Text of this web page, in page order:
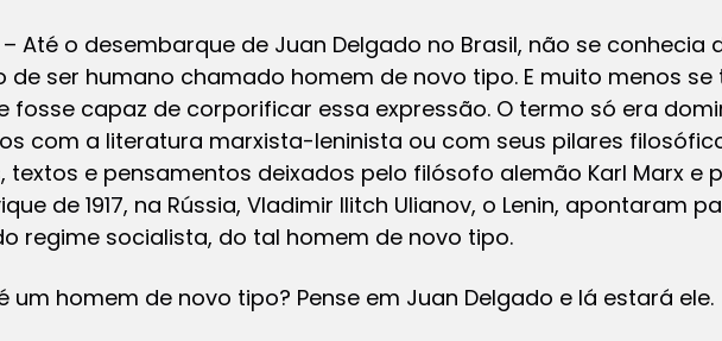
– Até o desembarque de Juan Delgado no Brasil, não se conhecia
de ser humano chamado homem de novo tipo. E muito menos se
fosse capaz de corporificar essa expressão. O termo só era
com a literatura marxista-leninista ou com seus pilares
textos e pensamentos deixados pelo filósofo alemão Karl Marx e
de 1917, na Rússia, Vladimir Ilitch Ulianov, o Lenin, apontaram
regime socialista, do tal homem de novo tipo.
um homem de novo tipo? Pense em Juan Delgado e lá estará ele.